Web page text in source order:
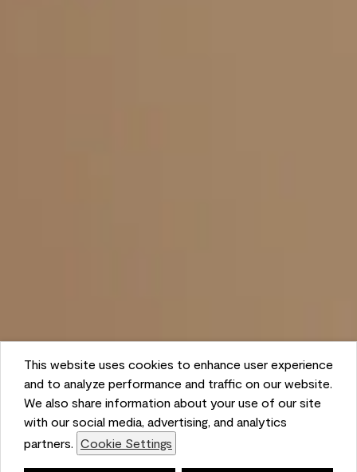
This website uses cookies to enhance user experience
and to analyze performance and traffic on our website.
We also share information about your use of our site
with our social media, advertising, and analytics
partners. Cookie Settings